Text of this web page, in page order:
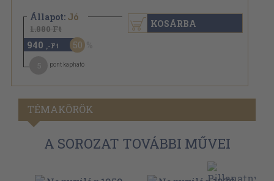
Állapot: Jó
1.880 Ft
940 ,-Ft 50
pont kapható
KOSÁRBA
TÉMAKÖRÖK
A SOROZAT TOVÁBBI MŰVEI